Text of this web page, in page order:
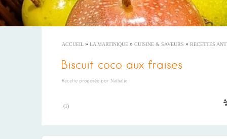
ACCUEIL » LA MARTINIQUE » CUISINE & SAVEURS » RECETTES
Biscuit coco aux fraises
Recette proposée par Nathalie
(1)